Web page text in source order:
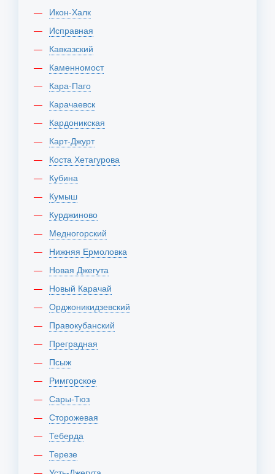
Икон-Халк
Исправная
Кавказский
Каменномост
Кара-Паго
Карачаевск
Кардоникская
Карт-Джурт
Коста Хетагурова
Кубина
Кумыш
Курджиново
Медногорский
Нижняя Ермоловка
Новая Джегута
Новый Карачай
Орджоникидзевский
Правокубанский
Преградная
Псыж
Римгорское
Сары-Тюз
Сторожевая
Теберда
Терезе